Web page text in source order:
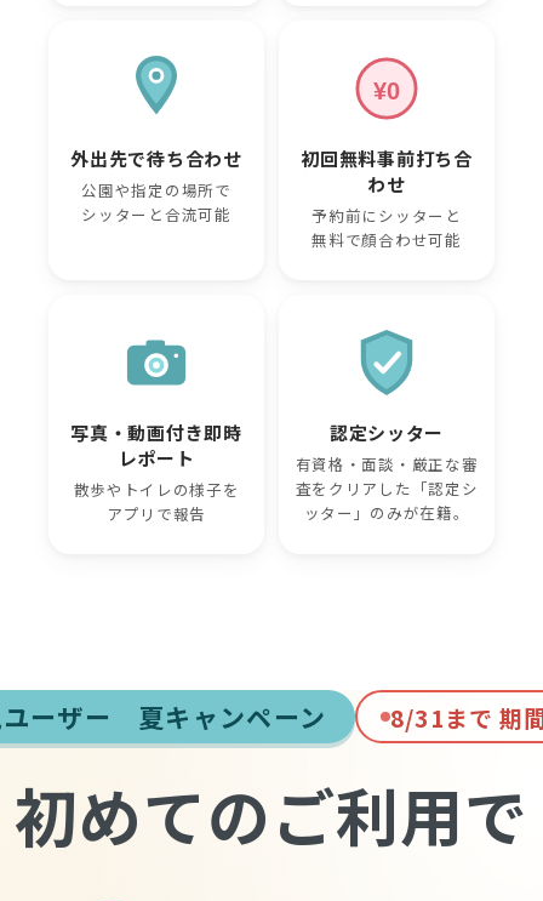
外出先で待ち合わせ
公園や指定の場所で
シッターと合流可能
¥0
初回無料事前打ち合
わせ
予約前にシッターと
無料で顔合わせ可能
写真・動画付き即時
レポート
散歩やトイレの様子を
アプリで報告
認定シッター
有資格・面談・厳正な審
査をクリアした「認定シ
ッター」のみが在籍。
ーザー 夏キャンペーン 8/31まで 期
初めてのご利用で